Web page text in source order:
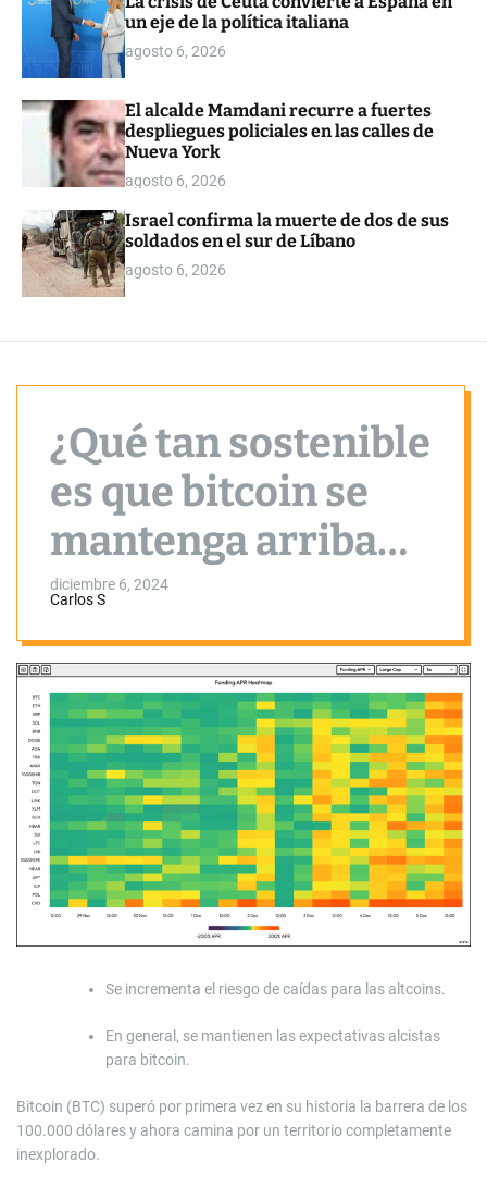
o
r
un eje de la política italiana
agosto 6, 2026
El alcalde Mamdani recurre a fuertes
despliegues policiales en las calles de
Nueva York
agosto 6, 2026
Israel confirma la muerte de dos de sus
soldados en el sur de Líbano
agosto 6, 2026
¿Qué tan sostenible
es que bitcoin se
mantenga arriba
de USD 100.000?
diciembre 6, 2024
Carlos S
Se incrementa el riesgo de caídas para las altcoins.
En general, se mantienen las expectativas alcistas
para bitcoin.
Bitcoin (BTC) superó por primera vez en su historia la barrera de los
100.000 dólares y ahora camina por un territorio completamente
inexplorado.